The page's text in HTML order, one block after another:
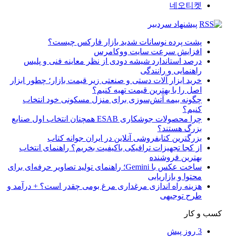
네오티켓
پیشنهاد سردبیر
پشت پرده نوسانات شدید بازار فارکس چیست؟
افزایش سرعت سایت ووکامرس
درصد استاندارد شیشه دودی از نظر معاینه فنی و پلیس
راهنمایی و رانندگی
خرید ابزار آلات دستی و صنعتی زیر قیمت بازار؛ چطور ابزار
اصل را با بهترین قیمت تهیه کنیم؟
چگونه بیمه آتش‌سوزی برای منزل مسکونی خود انتخاب
کنیم؟
چرا محصولات جوشکاری ESAB همچنان انتخاب اول صنایع
بزرگ هستند؟
بزرگترین کتابفروشی آنلاین در ایران جوانه کتاب
از کجا تجهیزات ترافیکی باکیفیت بخریم؟ راهنمای انتخاب
بهترین فروشنده
ساخت عکس با Gemini؛ راهنمای تولید تصاویر حرفه‌ای برای
محتوا و بازاریابی
هزینه راه اندازی مرغداری مرغ بومی چقدر است؟ + درآمد و
طرح توجیهی
کسب و کار
3 روز پیش